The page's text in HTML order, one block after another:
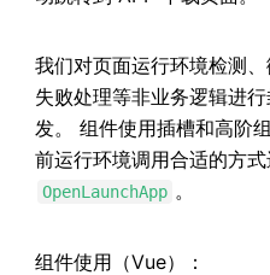
我们对页面运行环境检测
失败处理等非业务逻辑进
发。 组件使用插槽和高阶
前运行环境调用合适的方
OpenLaunchApp 。
组件使用（Vue）：